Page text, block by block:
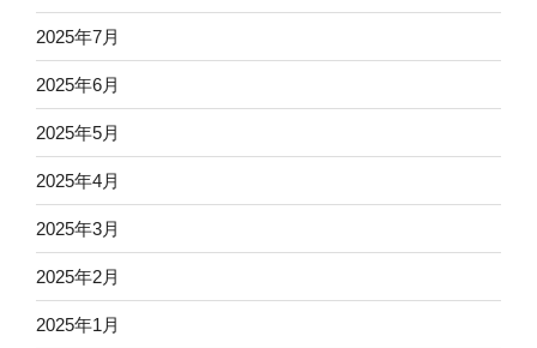
2025年7月
2025年6月
2025年5月
2025年4月
2025年3月
2025年2月
2025年1月